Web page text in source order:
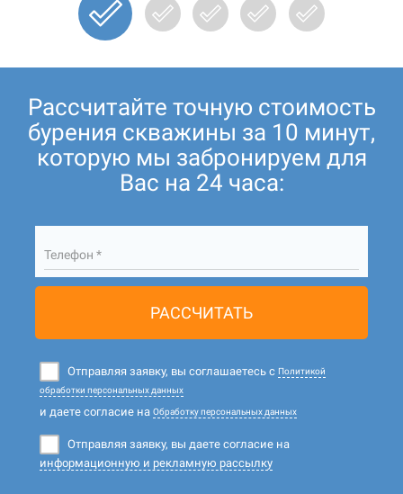
Рассчитайте точную стоимость
бурения скважины за 10 минут,
которую мы забронируем для
Вас на 24 часа:
Телефон *
РАССЧИТАТЬ
Отправляя заявку, вы соглашаетесь с Политикой
обработки персональных данных
и даете согласие на Обработку персональных данных
Отправляя заявку, вы даете согласие на
информационную и рекламную рассылку